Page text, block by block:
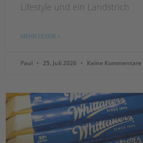
Lifestyle und ein Landstrich
MEHR LESEN »
Paul 25. Juli 2026 Keine Kommentare